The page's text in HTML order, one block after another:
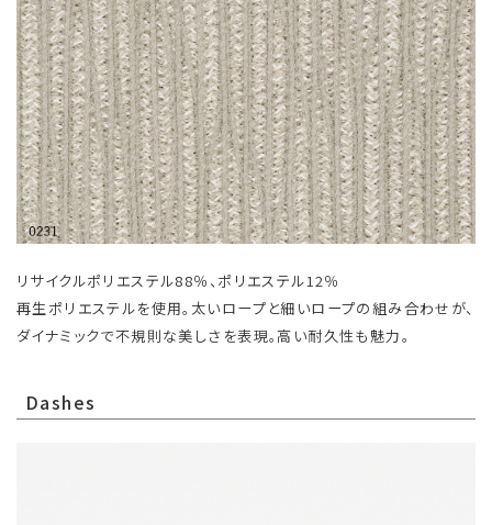
リサイクルポリエステル88％、ポリエステル12％
再生ポリエステルを使用。太いロープと細いロープの組み合わせが、
ダイナミックで不規則な美しさを表現。高い耐久性も魅力。
Dashes